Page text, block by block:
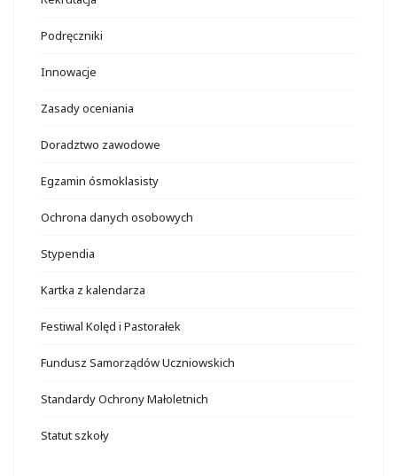
Podręczniki
Innowacje
Zasady oceniania
Doradztwo zawodowe
Egzamin ósmoklasisty
Ochrona danych osobowych
Stypendia
Kartka z kalendarza
Festiwal Kolęd i Pastorałek
Fundusz Samorządów Uczniowskich
Standardy Ochrony Małoletnich
Statut szkoły